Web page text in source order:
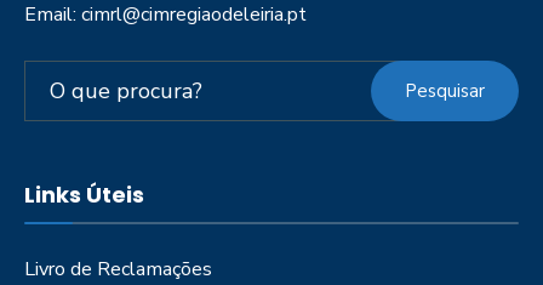
Email: cimrl@cimregiaodeleiria.pt
Pesquisar
Links Úteis
Livro de Reclamações